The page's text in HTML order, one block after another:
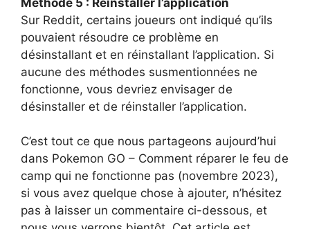
Sur Reddit, certains joueurs ont indiqué qu’ils
pouvaient résoudre ce problème en
désinstallant et en réinstallant l’application. Si
aucune des méthodes susmentionnées ne
fonctionne, vous devriez envisager de
désinstaller et de réinstaller l’application.
C’est tout ce que nous partageons aujourd’hui
dans Pokemon GO – Comment réparer le feu de
camp qui ne fonctionne pas (novembre 2023),
si vous avez quelque chose à ajouter, n’hésitez
pas à laisser un commentaire ci-dessous, et